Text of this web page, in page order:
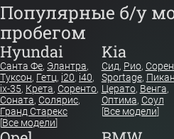
Популярные б/у
пробегом
Hyundai
Санта Фе, Элантра,
Туксон, Гетц, i20, i40,
ix-35, Крета, Соренто,
Соната, Солярис,
Гранд Старекс
[Все модели]
Kia
Сид, Рио,
Sportage,
Церато, Венга,
Оптима, Соул
[Все модели]